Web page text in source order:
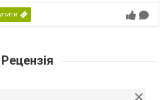
Рецензія